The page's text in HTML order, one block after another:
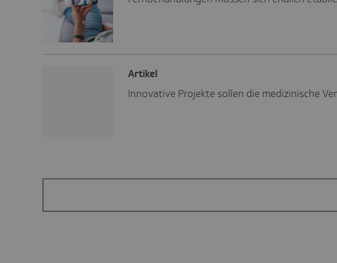
Artikel
Innovative Projekte sollen die medizinische